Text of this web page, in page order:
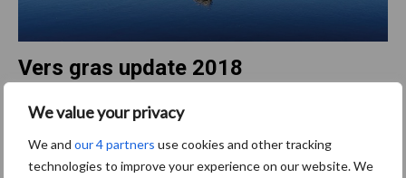
We value your privacy
We and our 4 partners use cookies and other tracking
technologies to improve your experience on our website. We
Vers gras update 2018
Voor een terugblik naar de vers gras update 2018. Klik hier>